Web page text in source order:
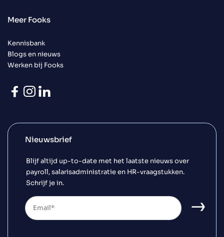
Meer Fooks
Kennisbank
Blogs en nieuws
Werken bij Fooks
Nieuwsbrief
Blijf altijd up-to-date met het laatste nieuws over
payroll, salarisadministratie en HR-vraagstukken.
Schrijf je in.